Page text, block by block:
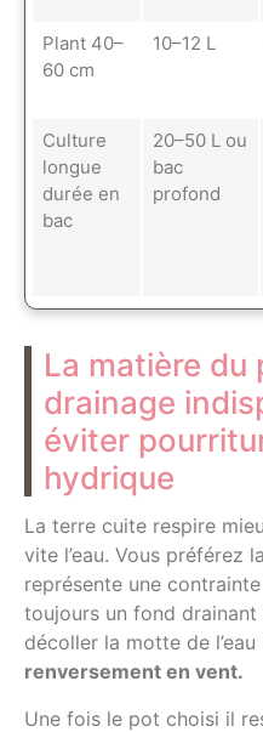
Plant 40–
60 cm
10–12 L
Culture
longue
durée en
bac
20–50 L ou
bac
profond
La matière du
drainage
éviter
hydrique
La terre cuite respire
vite l’eau. Vous préférez
représente une
toujours un fond
décoller la motte de l’eau
renversement en vent.
Une fois le pot choisi il